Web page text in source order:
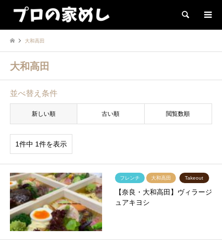
検索
大和高田
大和高田
並べ替え条件
新しい順 古い順 閲覧数順
1件中 1件を表示
フレンチ 大和高田 Takeout
【奈良・大和高田】ヴィラージ
ュアキヨシ